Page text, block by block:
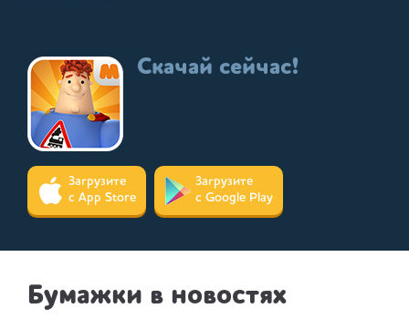
Скачай сейчас!
Загрузите
с App Store
Загрузите
с Google Play
Бумажки в новостях